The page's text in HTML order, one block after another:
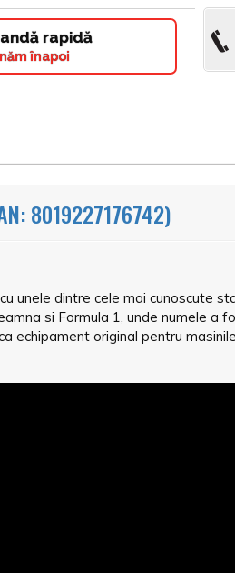
rapidă
înapoi
8019227176742)
unele dintre cele mai cunoscute
si Formula 1, unde numele a
echipament original pentru